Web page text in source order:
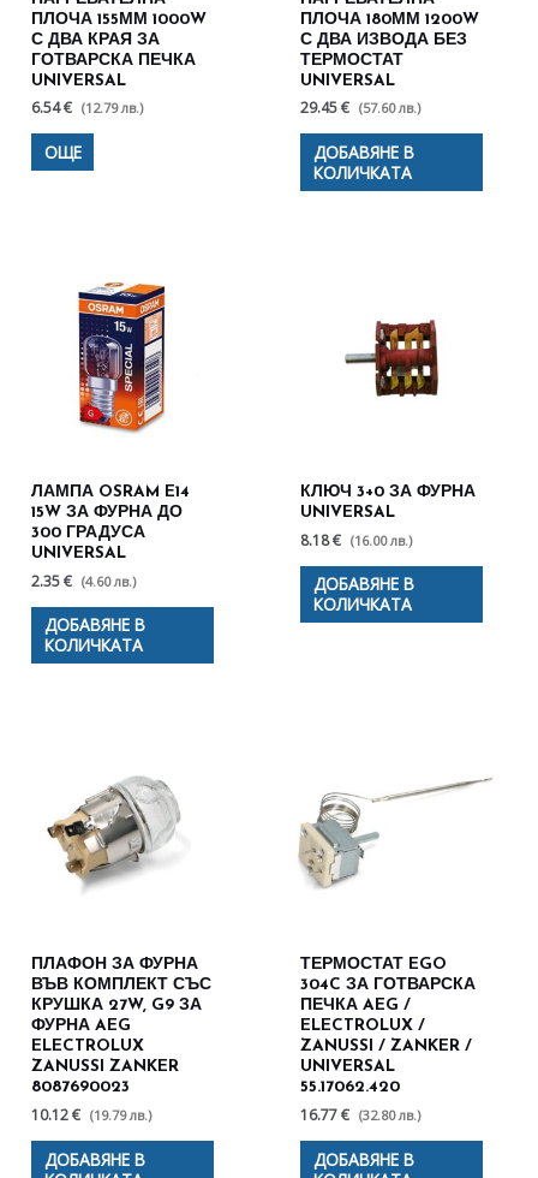
ПЛОЧА 155ММ 1000W
С ДВА КРАЯ ЗА
ГОТВАРСКА ПЕЧКА
UNIVERSAL
6.54 € (12.79 лв.)
ОЩЕ
ПЛОЧА 180ММ 1200W
С ДВА ИЗВОДА БЕЗ
ТЕРМОСТАТ
UNIVERSAL
29.45 € (57.60 лв.)
ДОБАВЯНЕ В
КОЛИЧКАТА
ЛАМПА OSRAM E14
15W ЗА ФУРНА ДО
300 ГРАДУСА
UNIVERSAL
2.35 € (4.60 лв.)
ДОБАВЯНЕ В
КОЛИЧКАТА
КЛЮЧ 3+0 ЗА ФУРНА
UNIVERSAL
8.18 € (16.00 лв.)
ДОБАВЯНЕ В
КОЛИЧКАТА
ПЛАФОН ЗА ФУРНА
ВЪВ КОМПЛЕКТ СЪС
КРУШКА 27W, G9 ЗА
ФУРНА AEG
ELECTROLUX
ZANUSSI ZANKER
8087690023
10.12 € (19.79 лв.)
ДОБАВЯНЕ В
ТЕРМОСТАТ EGO
304C ЗА ГОТВАРСКА
ПЕЧКА AEG /
ELECTROLUX /
ZANUSSI / ZANKER /
UNIVERSAL
55.17062.420
16.77 € (32.80 лв.)
ДОБАВЯНЕ В